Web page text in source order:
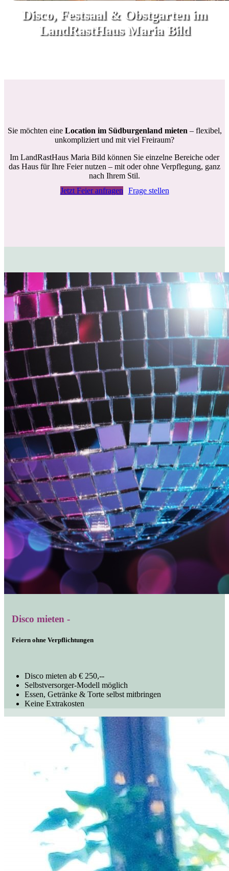
Disco, Festsaal & Obstgarten im
LandRastHaus Maria Bild
Sie möchten eine Location im Südburgenland mieten – flexibel,
unkompliziert und mit viel Freiraum?
Im LandRastHaus Maria Bild können Sie einzelne Bereiche oder
das Haus für Ihre Feier nutzen – mit oder ohne Verpflegung, ganz
nach Ihrem Stil.
Jetzt Feier anfragen
Frage stellen
Disco mieten -
Feiern ohne Verpflichtungen
Disco mieten ab € 250,--
Selbstversorger-Modell möglich
Essen, Getränke & Torte selbst mitbringen
Keine Extrakosten